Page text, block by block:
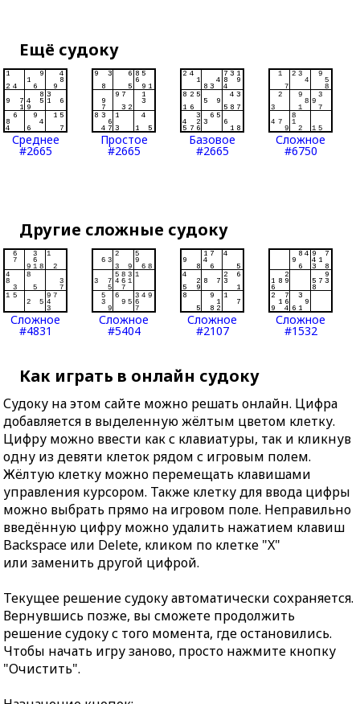
Ещё судоку
Среднее
#2665
Простое
#2665
Базовое
#2665
Сложное
#6750
Другие сложные судоку
Сложное
#4831
Сложное
#5404
Сложное
#2107
Сложное
#1532
Как играть в онлайн судоку
Судоку на этом сайте можно решать онлайн. Цифра
добавляется в выделенную жёлтым цветом клетку.
Цифру можно ввести как с клавиатуры, так и кликнув
одну из девяти клеток рядом с игровым полем.
Жёлтую клетку можно перемещать клавишами
управления курсором. Также клетку для ввода цифры
можно выбрать прямо на игровом поле. Неправильно
введённую цифру можно удалить нажатием клавиш
Backspace или Delete, кликом по клетке "X"
или заменить другой цифрой.
Текущее решение судоку автоматически сохраняется.
Вернувшись позже, вы сможете продолжить
решение судоку с того момента, где остановились.
Чтобы начать игру заново, просто нажмите кнопку
"Очистить".